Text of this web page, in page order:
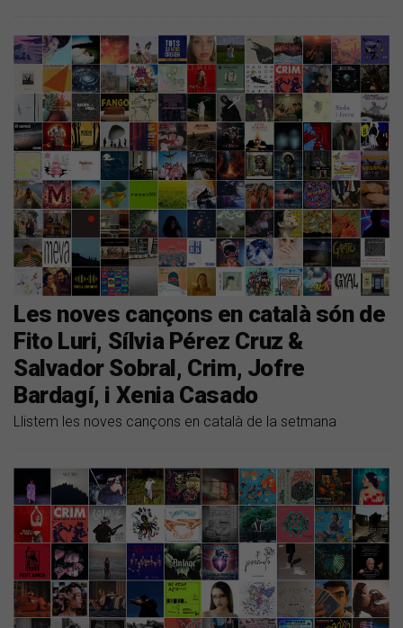
Les noves cançons en català són de
Fito Luri, Sílvia Pérez Cruz &
Salvador Sobral, Crim, Jofre
Bardagí, i Xenia Casado
Llistem les noves cançons en català de la setmana